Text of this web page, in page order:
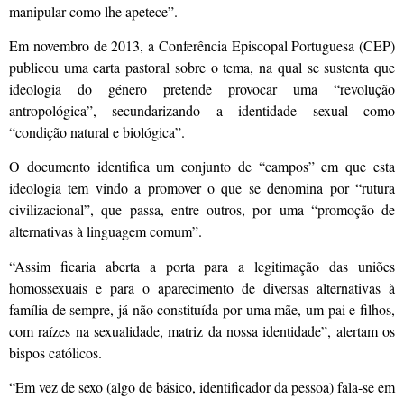
manipular como lhe apetece”.
Em novembro de 2013, a Conferência Episcopal Portuguesa (CEP)
publicou uma carta pastoral sobre o tema, na qual se sustenta que
ideologia do género pretende provocar uma “revolução
antropológica”, secundarizando a identidade sexual como
“condição natural e biológica”.
O documento identifica um conjunto de “campos” em que esta
ideologia tem vindo a promover o que se denomina por “rutura
civilizacional”, que passa, entre outros, por uma “promoção de
alternativas à linguagem comum”.
“Assim ficaria aberta a porta para a legitimação das uniões
homossexuais e para o aparecimento de diversas alternativas à
família de sempre, já não constituída por uma mãe, um pai e filhos,
com raízes na sexualidade, matriz da nossa identidade”, alertam os
bispos católicos.
“Em vez de sexo (algo de básico, identificador da pessoa) fala-se em